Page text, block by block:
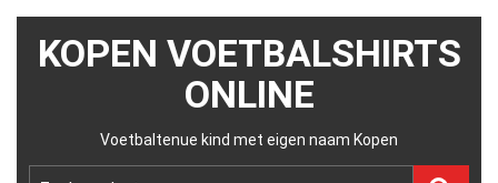
KOPEN VOETBALSHIRTS
ONLINE
Voetbaltenue kind met eigen naam Kopen